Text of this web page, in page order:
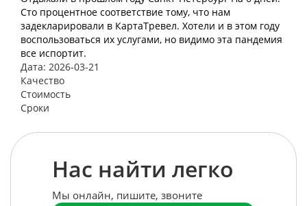
Сто процентное соответствие тому, что нам
задекларировали в КартаТревел. Хотели и в этом году
воспользоваться их услугами, но видимо эта пандемия
все испортит.
Дата: 2026-03-21
Качество
Стоимость
Сроки
Нас найти легко
Мы онлайн, пишите, звоните